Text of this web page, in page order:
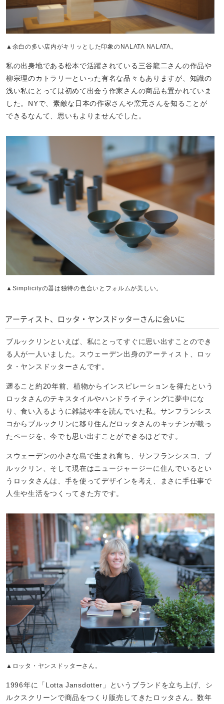
▲余白の多い店内がキリッとした印象のNALATA NALATA。
私の出身地である松本で活躍されている三谷龍二さんの作品や
柳宗理のカトラリーといった有名な品々もありますが、知識の
浅い私にとっては初めて出会う作家さんの商品も置かれていま
した。NYで、素敵な日本の作家さんや窯元さんを知ることが
できるなんて、思いもよりませんでした。
▲Simplicityの器は独特の色合いとフォルムが美しい。
アーティスト、ロッタ・ヤンスドッターさんに会いに
ブルックリンといえば、私にとってすぐに思い出すことのでき
る人が一人いました。スウェーデン出身のアーティスト、ロッ
タ・ヤンスドッターさんです。
遡ること約20年前、植物からインスピレーションを得たという
ロッタさんのテキスタイルやハンドライティングに夢中にな
り、食い入るように雑誌や本を読んでいた私。サンフランシス
コからブルックリンに移り住んだロッタさんのキッチンが載っ
たページを、今でも思い出すことができるほどです。
スウェーデンの小さな島で生まれ育ち、サンフランシスコ、ブ
ルックリン、そして現在はニュージャージーに住んでいるとい
うロッタさんは、手を使ってデザインを考え、まさに手仕事で
人生や生活をつくってきた方です。
▲ロッタ・ヤンスドッターさん。
1996年に「Lotta Jansdotter」というブランドを立ち上げ、シ
ルクスクリーンで商品をつくり販売してきたロッタさん。数年